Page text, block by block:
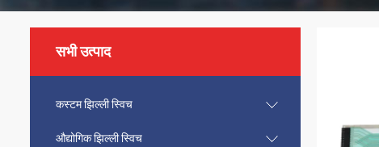
सभी उत्पाद
कस्टम झिल्ली स्विच
औद्योगिक झिल्ली स्विच